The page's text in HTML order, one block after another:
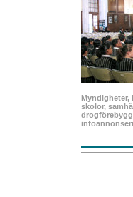
skolor,